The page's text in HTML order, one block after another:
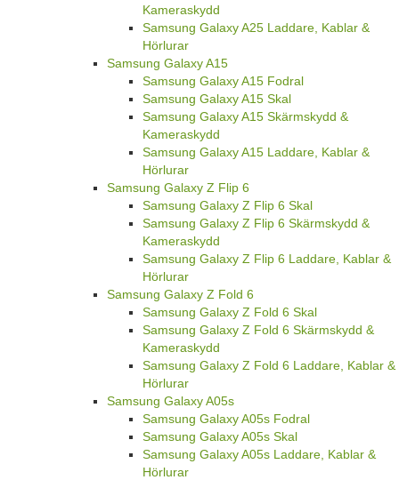
Kameraskydd
Samsung Galaxy A25 Laddare, Kablar &
Hörlurar
Samsung Galaxy A15
Samsung Galaxy A15 Fodral
Samsung Galaxy A15 Skal
Samsung Galaxy A15 Skärmskydd &
Kameraskydd
Samsung Galaxy A15 Laddare, Kablar &
Hörlurar
Samsung Galaxy Z Flip 6
Samsung Galaxy Z Flip 6 Skal
Samsung Galaxy Z Flip 6 Skärmskydd &
Kameraskydd
Samsung Galaxy Z Flip 6 Laddare, Kablar &
Hörlurar
Samsung Galaxy Z Fold 6
Samsung Galaxy Z Fold 6 Skal
Samsung Galaxy Z Fold 6 Skärmskydd &
Kameraskydd
Samsung Galaxy Z Fold 6 Laddare, Kablar &
Hörlurar
Samsung Galaxy A05s
Samsung Galaxy A05s Fodral
Samsung Galaxy A05s Skal
Samsung Galaxy A05s Laddare, Kablar &
Hörlurar